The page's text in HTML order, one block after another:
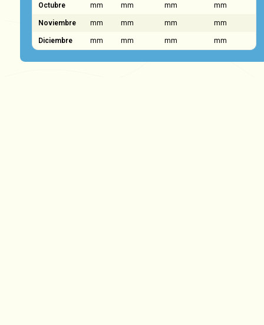
Octubre mm mm mm mm
Noviembre mm mm mm mm
Diciembre mm mm mm mm